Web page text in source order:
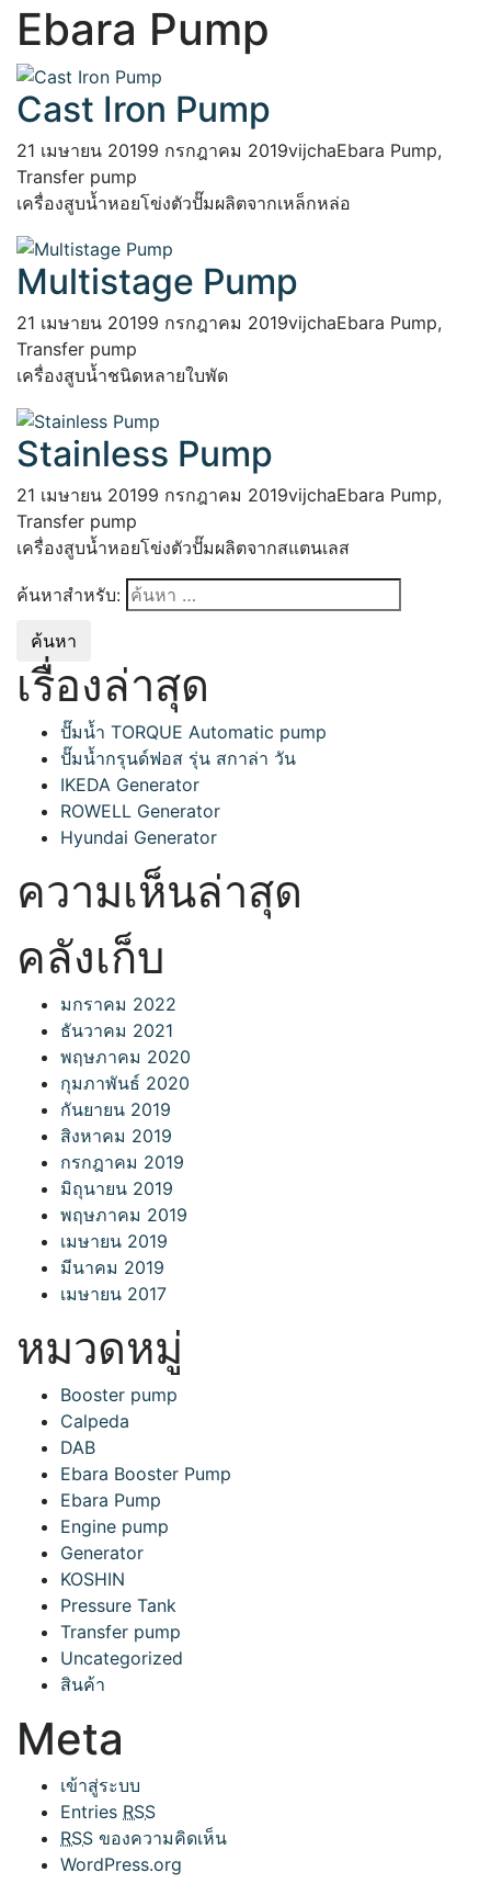
Ebara Pump
Cast Iron Pump
21 เมษายน 20199 กรกฎาคม 2019vijchaEbara Pump,
Transfer pump
เครื่องสูบน้ำหอยโข่งตัวปั๊มผลิตจากเหล็กหล่อ
Multistage Pump
21 เมษายน 20199 กรกฎาคม 2019vijchaEbara Pump,
Transfer pump
เครื่องสูบน้ำชนิดหลายใบพัด
Stainless Pump
21 เมษายน 20199 กรกฎาคม 2019vijchaEbara Pump,
Transfer pump
เครื่องสูบน้ำหอยโข่งตัวปั๊มผลิตจากสแตนเลส
ค้นหาสำหรับ:
เรื่องล่าสุด
ปั๊มน้ำ TORQUE Automatic pump
ปั๊มน้ำกรุนด์ฟอส รุ่น สกาล่า วัน
IKEDA Generator
ROWELL Generator
Hyundai Generator
ความเห็นล่าสุด
คลังเก็บ
มกราคม 2022
ธันวาคม 2021
พฤษภาคม 2020
กุมภาพันธ์ 2020
กันยายน 2019
สิงหาคม 2019
กรกฎาคม 2019
มิถุนายน 2019
พฤษภาคม 2019
เมษายน 2019
มีนาคม 2019
เมษายน 2017
หมวดหมู่
Booster pump
Calpeda
DAB
Ebara Booster Pump
Ebara Pump
Engine pump
Generator
KOSHIN
Pressure Tank
Transfer pump
Uncategorized
สินค้า
Meta
เข้าสู่ระบบ
Entries RSS
RSS ของความคิดเห็น
WordPress.org